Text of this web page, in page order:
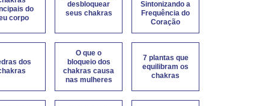
do
corpo
desbloquear
seus chakras
Sintonizando a
Frequência do
Coração
dos
O que o
bloqueio dos
chakras causa
nas mulheres
7 plantas que
equilibram os
chakras